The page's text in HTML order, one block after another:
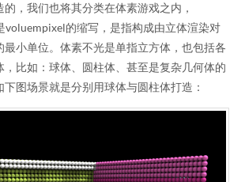
，我们也将其分类在体素游戏之内，
voluempixel的缩写，是指构成由立体渲染对
最小单位。体素不光是单指立方体，也包括各
，比如：球体、圆柱体、甚至是复杂几何体的
下图场景就是分别用球体与圆柱体打造：